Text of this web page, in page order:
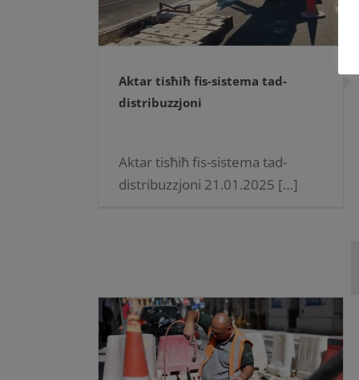
Aktar tisħiħ fis-sistema tad-
distribuzzjoni
Aktar tisħiħ fis-sistema tad-
distribuzzjoni 21.01.2025 […]